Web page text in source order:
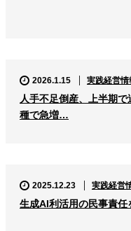
2026.1.15 実践経営情
人手不足倒産、上半期
種で急増…
2025.12.23 実践経営
生成AI利活用の民事責